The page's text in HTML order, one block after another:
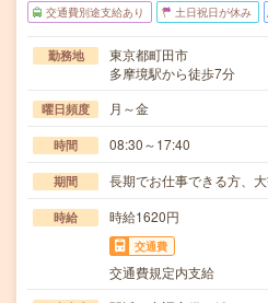
交通費別途支給あり 土日祝日が休み
勤務地
東京都町田市
多摩境駅から徒歩7分
曜日頻度 月～金
時間 08:30～17:40
期間 長期でお仕事できる方、大
時給 時給1620円
交通費
交通費規定内支給